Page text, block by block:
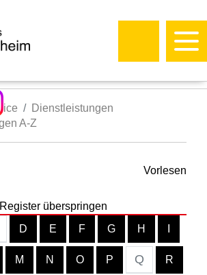
Dienstleistungen
A-Z
Vorlesen
überspringen
D E F G H
M N O P Q R